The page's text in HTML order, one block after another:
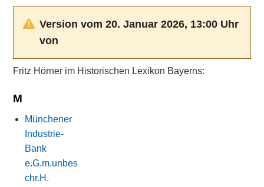
Version vom 20. Januar 2026, 13:00 Uhr
von
Fritz Hörner im Historischen Lexikon Bayerns:
M
Münchener
Industrie-
Bank
e.G.m.unbes
chr.H.